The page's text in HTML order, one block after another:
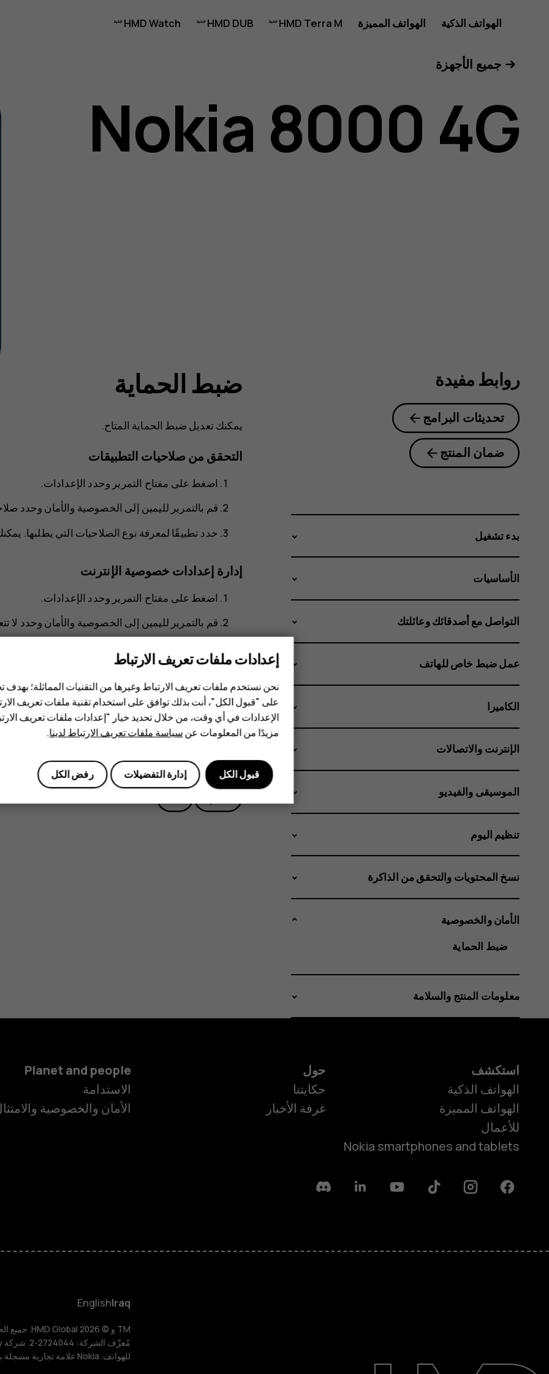
دليل
مستخدم
Nokia
الهواتف الذكية الهواتف المميزة HMD Terra M
HMD DUB
HMD Watch
Terra M
HMD DUB
HMD Watch
جميع الأجهزة
Nokia 8000 4G
ضبط الحماية
يمكنك تعديل ضبط الحماية المتاح.
التحقق من صلاحيات التطبيقات
اضغط على مفتاح التمرير وحدد الإعدادات.
قم بالتمرير لليمين إلى الخصوصية والأمان وحدد
حدد تطبيقًا لمعرفة نوع الصلاحيات التي يطلبها.
إدارة إعدادات خصوصية الإنترنت
اضغط على مفتاح التمرير وحدد الإعدادات.
قم بالتمرير لليمين إلى الخصوصية والأمان وحدد لا
هل وجدت هذه المعلومات مفيدة؟
روابط مفيدة
تحديثات البرامج
ضمان المنتج
بدء تشغيل
الأساسيات
التواصل مع أصدقائك وعائلتك
عمل ضبط خاص للهاتف
الكاميرا
الإنترنت والاتصالات
الموسيقى والفيديو
تنظيم اليوم
نسخ المحتويات والتحقق من الذاكرة
الأمان والخصوصية
ضبط الحماية
معلومات المنتج والسلامة
استكشف
الهواتف الذكية
الهواتف المميزة
للأعمال
Nokia smartphones and tablets
حول
حكايتنا
غرفة الأخبار
Planet and people
الاستدامة
الأمان والخصوصية
Facebook
Instagram
Tiktok
Youtube
Linkedin
Discord
Iraq
English
للهواتف. Nokia علامة تجارية مسجلة باسم شركة Nokia Corporation.
إعدادات ملفات تعريف الارتباط
نحن نستخدم ملفات تعريف الارتباط وغيرها من التقنيات المماثلة؛
على "قبول الكل"، أنت بذلك توافق على استخدام تقنية ملفات تعريف
الإعدادات في أي وقت، من خلال تحديد خيار "إعدادات ملفات تعريف
مزيدًا من المعلومات عنسياسة ملفات تعريف الارتباط لدينا.
رفض الكل إدارة التفضيلات قبول الكل